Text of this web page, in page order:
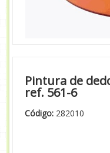
Pintura de
ref. 561-6
Código: 282010